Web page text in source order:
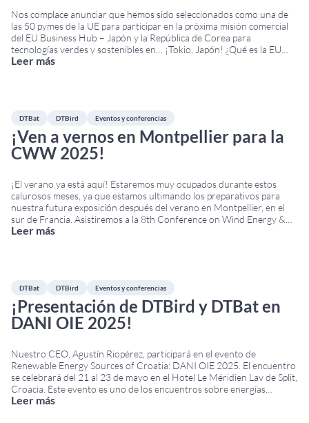
Nos complace anunciar que hemos sido seleccionados como una de
las 50 pymes de la UE para participar en la próxima misión comercial
del EU Business Hub – Japón y la República de Corea para
tecnologías verdes y sostenibles en… ¡Tokio, Japón! ¿Qué es la EU
Business Hub Japón 2025? Se trata de un programa
Leer más
DTBat DTBird Eventos y conferencias
¡Ven a vernos en Montpellier para la
CWW 2025!
¡El verano ya está aquí! Estaremos muy ocupados durante estos
calurosos meses, ya que estamos ultimando los preparativos para
nuestra futura exposición después del verano en Montpellier, en el
sur de Francia. Asistiremos a la 8th Conference on Wind Energy &
Wildlife Impacts. La conferencia tendrá lugar del 8 al 12 de
Leer más
DTBat DTBird Eventos y conferencias
¡Presentación de DTBird y DTBat en
DANI OIE 2025!
Nuestro CEO, Agustín Riopérez, participará en el evento de
Renewable Energy Sources of Croatia: DANI OIE 2025. El encuentro
se celebrará del 21 al 23 de mayo en el Hotel Le Méridien Lav de Split,
Croacia. Este evento es uno de los encuentros sobre energías
renovables más importantes del sudeste de Europa. Reúne a
Leer más